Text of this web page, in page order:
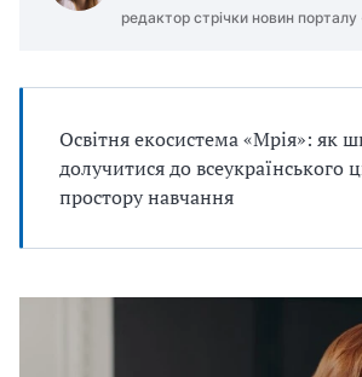
редактор стрічки новин
Освітня екосистема «Мрія»: як
долучитися до всеукраїнського
простору навчання